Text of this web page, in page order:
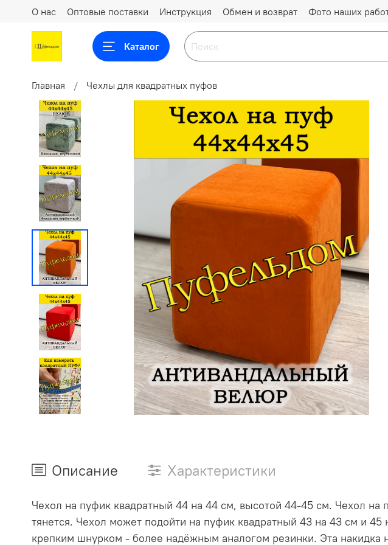
О нас Оптовые поставки Инструкция Обмен и возврат Фото наших
Каталог
Главная Чехлы для квадратных пуфов
Описание Характеристики
Чехол на пуфик квадратный 44 на 44 см, высотой 44-45 см. Чехол на
тянется. Чехол может подойти на пуфик квадратный 43 на 43 см и
крепким шнурком - более надёжным аналогом резинки. Эта